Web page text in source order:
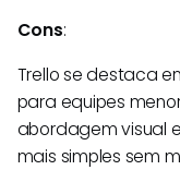
Cons:
Trello se destaca
para equipes
abordagem visual
mais simples sem